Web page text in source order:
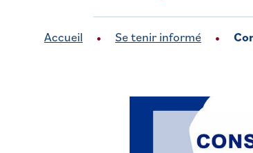
Accueil Se tenir informé